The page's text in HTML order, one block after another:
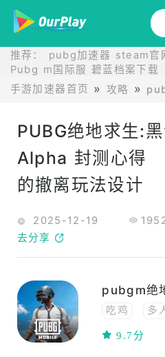
推荐： pubg加速器 steam官
Pubg m国际服 碧蓝档案下载
手游加速器首页
攻略
PUBG绝地求生:
Alpha 封测心得
的撤离玩法设计
2025-12-19
去分享
pubgm绝
吃鸡
多
联网
9.7分